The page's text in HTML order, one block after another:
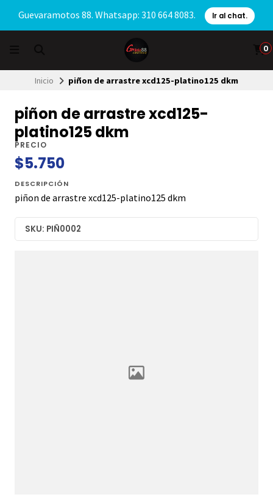
Guevaramotos 88. Whatsapp: 310 664 8083. Ir al chat.
0
Inicio piñon de arrastre xcd125-platino125 dkm
piñon de arrastre xcd125-
platino125 dkm
PRECIO
$5.750
DESCRIPCIÓN
piñon de arrastre xcd125-platino125 dkm
SKU: PIÑ0002